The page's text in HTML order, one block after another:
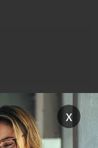
x